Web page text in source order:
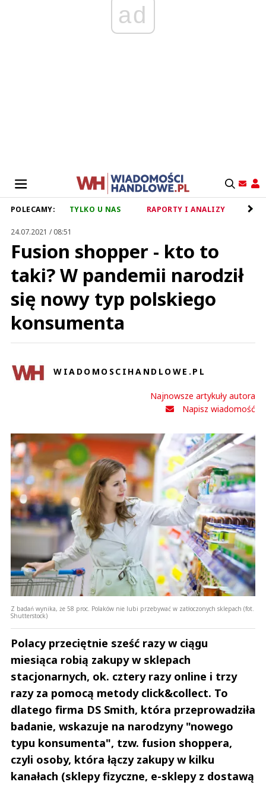
ad
POLECAMY: TYLKO U NAS RAPORTY I ANALIZY
24.07.2021 / 08:51
Fusion shopper - kto to
taki? W pandemii narodził
się nowy typ polskiego
konsumenta
WIADOMOSCIHANDLOWE.PL
Najnowsze artykuły autora
Napisz wiadomość
Z badań wynika, że 58 proc. Polaków nie lubi przebywać w zatłoczonych sklepach (fot.
Shutterstock)
Polacy przeciętnie sześć razy w ciągu
miesiąca robią zakupy w sklepach
stacjonarnych, ok. cztery razy online i trzy
razy za pomocą metody click&collect. To
dlatego firma DS Smith, która przeprowadziła
badanie, wskazuje na narodzyny "nowego
typu konsumenta", tzw. fusion shoppera,
czyli osoby, która łączy zakupy w kilku
kanałach (sklepy fizyczne, e-sklepy z dostawą